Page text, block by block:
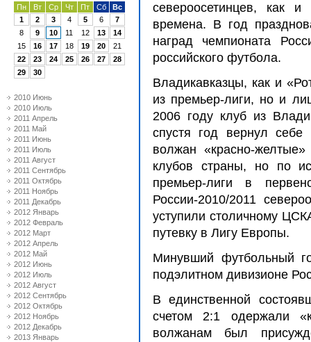
Пн
Вт Ср Чт Пт Сб
Вс
1
2 3 4 5 6
7
8
9 10 11 12 13
14
15
16 17 18 19 20
21
22
23 24 25 26 27
28
29
30
2010 Июнь
2010 Июль
2011 Апрель
2011 Май
2011 Июнь
2011 Июль
2011 Август
2011 Сентябрь
2011 Октябрь
2011 Ноябрь
2011 Декабрь
2012 Январь
2012 Февраль
2012 Март
2012 Апрель
2012 Май
2012 Июнь
2012 Июль
2012 Август
2012 Сентябрь
2012 Октябрь
2012 Ноябрь
2012 Декабрь
2013 Январь
североосетинцев, как
времена. В год
наград чемпионата
российского футбола.
Владикавказцы, как и
из премьер-лиги, но и
2006 году клуб из
спустя год вернул
волжан «красно-
клубов страны, но по
премьер-лиги в
России-2010/2011
уступили столичному
путевку в Лигу Европы.
Минувший футбольный
подэлитном дивизионе
В единственной
счетом 2:1 одержали
волжанам был